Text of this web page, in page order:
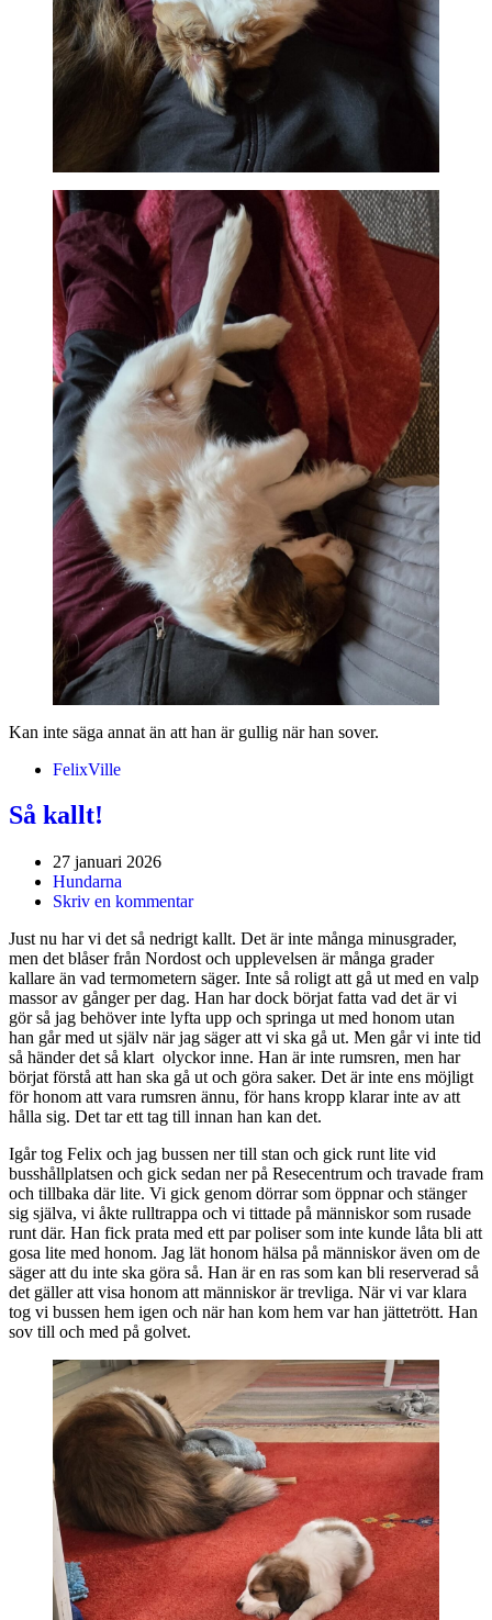
Kan inte säga annat än att han är gullig när han sover.
FelixVille
Så kallt!
27 januari 2026
Hundarna
Skriv en kommentar
Just nu har vi det så nedrigt kallt. Det är inte många minusgrader,
men det blåser från Nordost och upplevelsen är många grader
kallare än vad termometern säger. Inte så roligt att gå ut med en valp
massor av gånger per dag. Han har dock börjat fatta vad det är vi
gör så jag behöver inte lyfta upp och springa ut med honom utan
han går med ut själv när jag säger att vi ska gå ut. Men går vi inte tid
så händer det så klart olyckor inne. Han är inte rumsren, men har
börjat förstå att han ska gå ut och göra saker. Det är inte ens möjligt
för honom att vara rumsren ännu, för hans kropp klarar inte av att
hålla sig. Det tar ett tag till innan han kan det.
Igår tog Felix och jag bussen ner till stan och gick runt lite vid
busshållplatsen och gick sedan ner på Resecentrum och travade fram
och tillbaka där lite. Vi gick genom dörrar som öppnar och stänger
sig själva, vi åkte rulltrappa och vi tittade på människor som rusade
runt där. Han fick prata med ett par poliser som inte kunde låta bli att
gosa lite med honom. Jag lät honom hälsa på människor även om de
säger att du inte ska göra så. Han är en ras som kan bli reserverad så
det gäller att visa honom att människor är trevliga. När vi var klara
tog vi bussen hem igen och när han kom hem var han jättetrött. Han
sov till och med på golvet.